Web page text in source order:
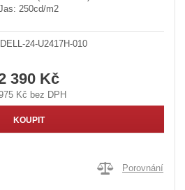
250cd/m2
24-U2417H-010
390 Kč
Kč bez DPH
KOUPIT
Porovnání